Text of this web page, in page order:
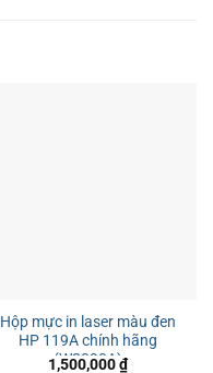
Hộp mực in laser màu đen
HP 119A chính hãng
(W2090A)
1,500,000₫